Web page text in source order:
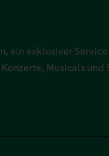
ein exklusiver
Musicals